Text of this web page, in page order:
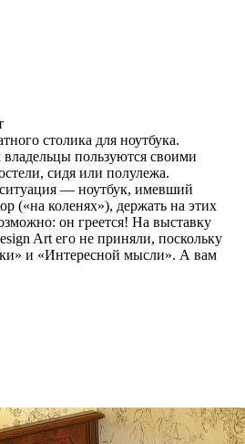
столика для ноутбука.
пользуются своими
сидя или полулежа.
— ноутбук, имевший
(«на коленях»), держать на этих
он греется! На выставку
Art его не приняли, поскольку
и «Интересной мысли». А вам